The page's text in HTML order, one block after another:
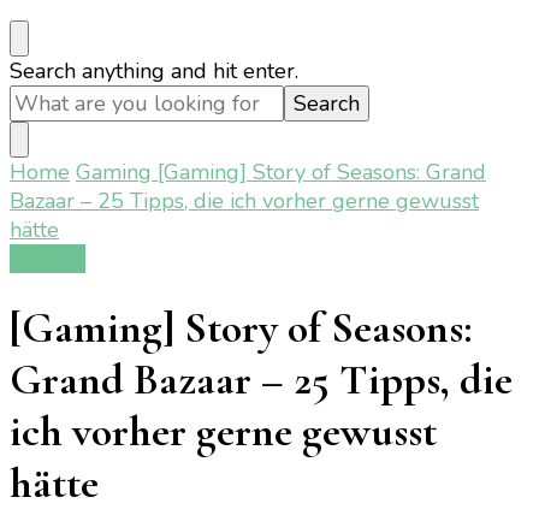
Looking
for
Something?
Search anything and hit enter.
Home Gaming [Gaming] Story of Seasons: Grand
Bazaar – 25 Tipps, die ich vorher gerne gewusst
hätte
[Gaming] Story of Seasons:
Grand Bazaar – 25 Tipps, die
ich vorher gerne gewusst
hätte